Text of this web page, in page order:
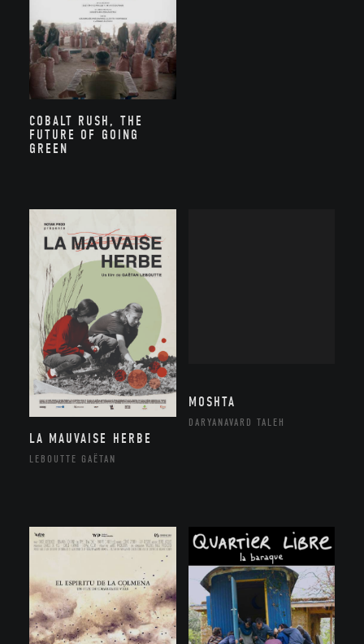
COBALT RUSH, THE
FUTURE OF GOING
GREEN
LA MAUVAISE HERBE
LEBOUTTE GAËTAN
MOSHTA
DARYANAVARD TALEH